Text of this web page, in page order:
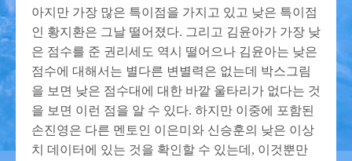
아지만 가장 많은 특이점을 가지고 있고 낮은 특이점
인 황지환은 그날 떨어졌다. 그리고 김윤아가 가장 낮
은 점수를 준 권리세도 역시 떨어으나 김윤아는 낮은
점수에 대해서는 별다른 변별력은 없는데 박스그림
을 보면 낮은 점수대에 대한 바깥 울타리가 없다는 것
을 보면 이런 점을 알 수 있다. 하지만 이중에 포함된
손진영은 다른 멘토인 이은미와 신승훈의 낮은 이상
치 데이터에 있는 것을 확인할 수 있는데, 이것뿐만